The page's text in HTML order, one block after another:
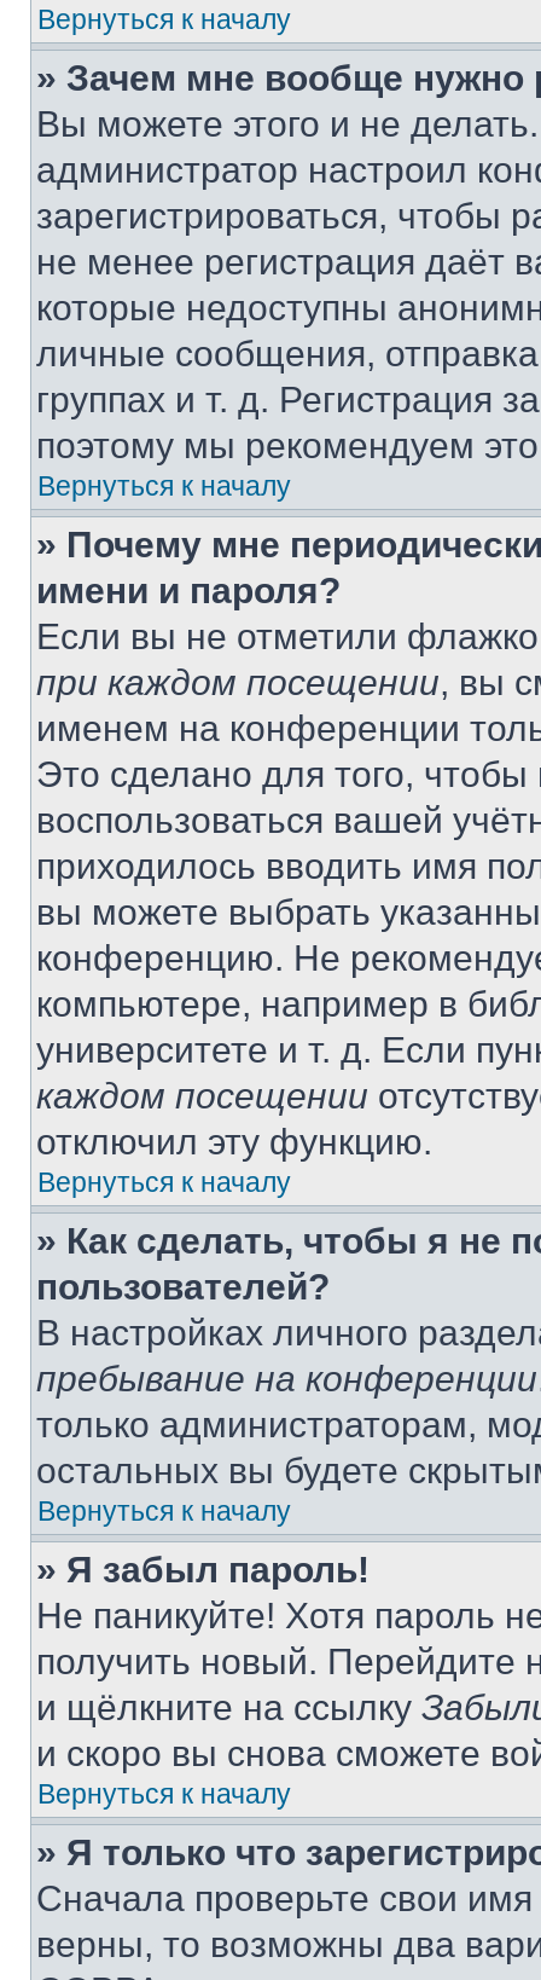
Вернуться к началу
» Зачем мне вообще нужно
Вы можете этого и не
администратор настроил
зарегистрироваться, чтобы
не менее регистрация даёт
которые недоступны
личные сообщения,
группах и т. д. Регистрация
поэтому мы рекомендуем
Вернуться к началу
» Почему мне
имени и пароля?
Если вы не отметили
при каждом посещении, вы
именем на конференции
Это сделано для того, чтобы
воспользоваться вашей
приходилось вводить имя
вы можете выбрать
конференцию. Не
компьютере, например в
университете и т. д. Если
каждом посещении
отключил эту функцию.
Вернуться к началу
» Как сделать, чтобы я не
пользователей?
В настройках личного
пребывание на конференции
только администраторам,
остальных вы будете
Вернуться к началу
» Я забыл пароль!
Не паникуйте! Хотя пароль
получить новый. Перейдите
и щёлкните на ссылку
и скоро вы снова сможете
Вернуться к началу
» Я только что
Сначала проверьте свои
верны, то возможны два